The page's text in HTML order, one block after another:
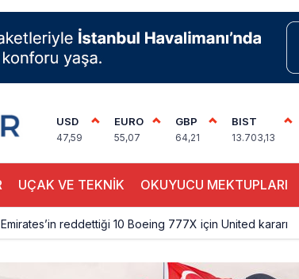
USD
47,59
EURO
55,07
GBP
64,21
BIST
13.703,13
UÇAK VE TEKNİK OKUYUCU MEKTUPLARI
Emirates’in reddettiği 10 Boeing 777X için United kararı